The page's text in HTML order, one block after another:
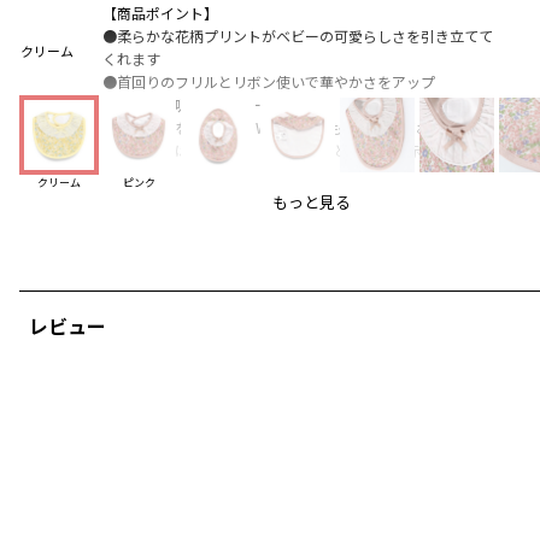
クリーム
クリーム ピンク
レビュー
【商品ポイント】
●柔らかな花柄プリントがベビーの可愛らしさを引き立てて
くれます
●首回りのフリルとリボン使いで華やかさをアップ
●裏面には吸水速乾シートを使用
●同じ生地を使用した2WAYオールもご用意しております
ご自宅用にはもちろん、出産祝いなどの大切な赤ちゃん
へのプレゼントにピッタリのアイテムです♪
もっと見る